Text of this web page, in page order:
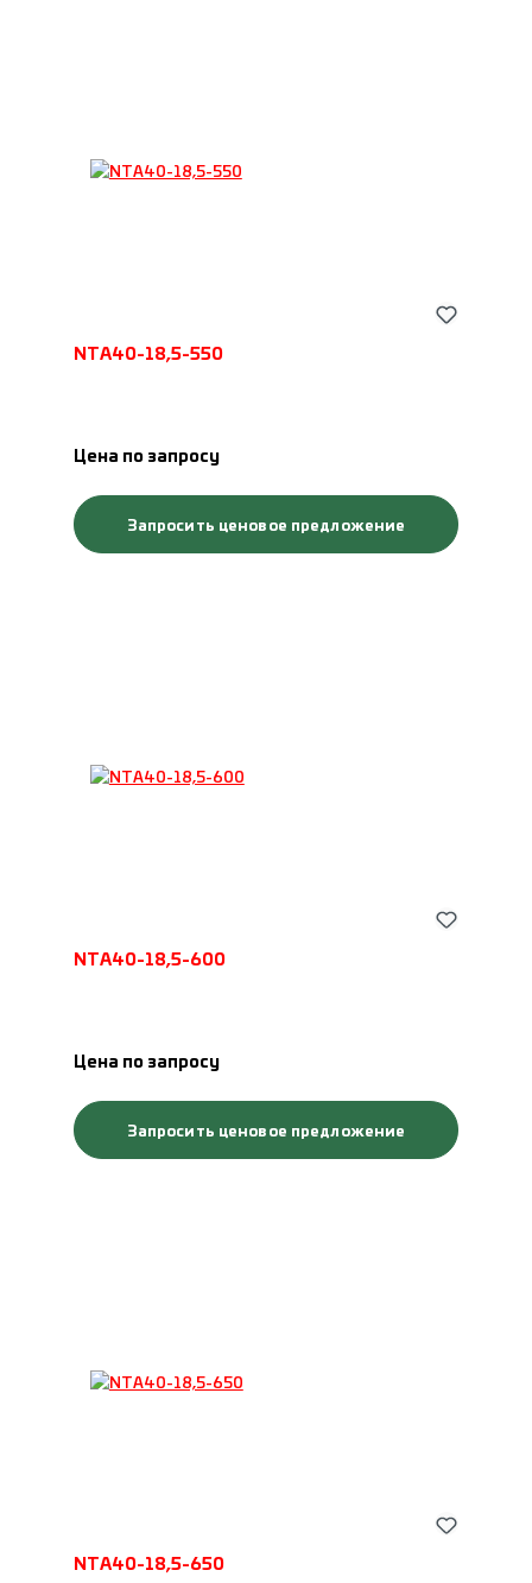
NTA40-18,5-550
Цена по запросу
Запросить ценовое предложение
NTA40-18,5-600
Цена по запросу
Запросить ценовое предложение
NTA40-18,5-650